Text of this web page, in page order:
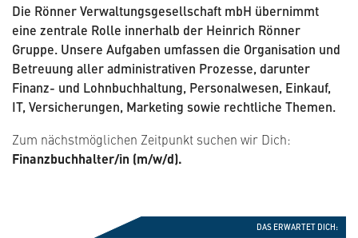
Die Rönner Verwaltungsgesellschaft mbH übernimmt
eine zentrale Rolle innerhalb der Heinrich Rönner
Gruppe. Unsere Aufgaben umfassen die Organisation und
Betreuung aller administrativen Prozesse, darunter
Finanz- und Lohnbuchhaltung, Personalwesen, Einkauf,
IT, Versicherungen, Marketing sowie rechtliche Themen.
Zum nächstmöglichen Zeitpunkt suchen wir Dich:
Finanzbuchhalter/in (m/w/d).
DAS ERWARTET DICH: